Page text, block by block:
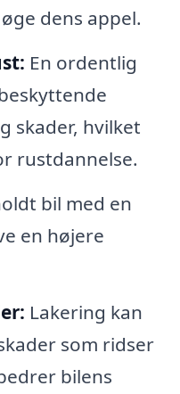
dens appel.
En ordentlig
skader, hvilket
rustdannelse.
bil med en
en højere
Lakering kan
som ridser
bilens